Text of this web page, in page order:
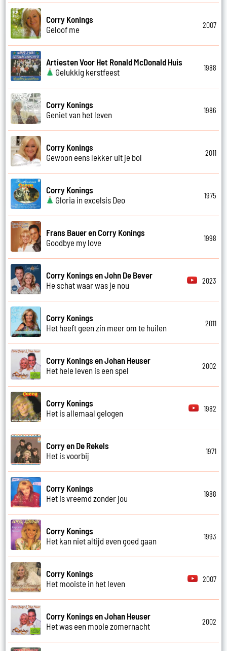
Corry Konings
Geloof me
2007
Artiesten Voor Het Ronald McDonald Huis
Gelukkig kerstfeest
1988
Corry Konings
Geniet van het leven
1986
Corry Konings
Gewoon eens lekker uit je bol
2011
Corry Konings
Gloria in excelsis Deo
1975
Frans Bauer en Corry Konings
Goodbye my love
1998
Corry Konings en John De Bever
He schat waar was je nou
2023
Corry Konings
Het heeft geen zin meer om te huilen
2011
Corry Konings en Johan Heuser
Het hele leven is een spel
2002
Corry Konings
Het is allemaal gelogen
1982
Corry en De Rekels
Het is voorbij
1971
Corry Konings
Het is vreemd zonder jou
1988
Corry Konings
Het kan niet altijd even goed gaan
1993
Corry Konings
Het mooiste in het leven
2007
Corry Konings en Johan Heuser
Het was een mooie zomernacht
2002